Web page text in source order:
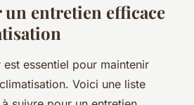
entretien efficace
essentiel pour maintenir
Voici une liste